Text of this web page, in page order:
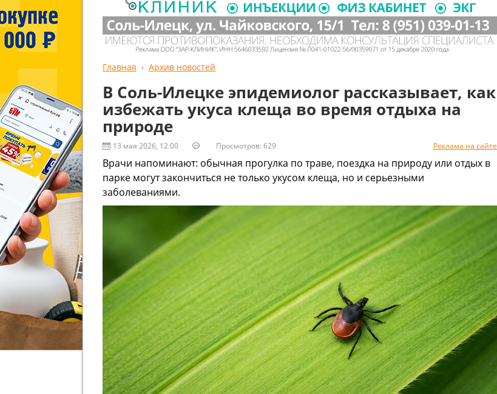
Главная Архив новостей
В Соль-Илецке эпидемиолог рассказывает, как
избежать укуса клеща во время отдыха на
природе
13 мая 2026, 12:00 Просмотров: 629 Реклама на сайте
Врачи напоминают: обычная прогулка по траве, поездка на природу или отдых в
парке могут закончиться не только укусом клеща, но и серьезными
заболеваниями.